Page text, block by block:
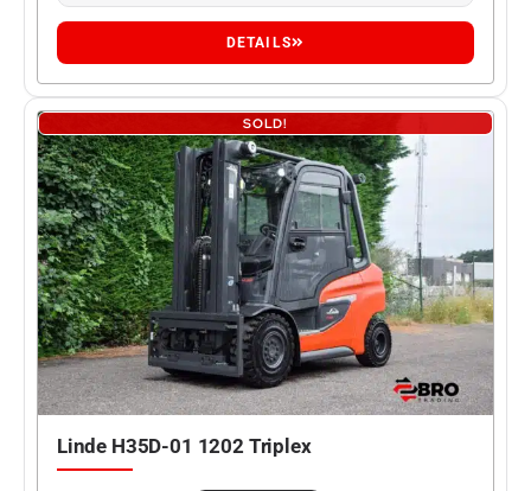
DETAILS
SOLD!
Linde H35D-01 1202 Triplex